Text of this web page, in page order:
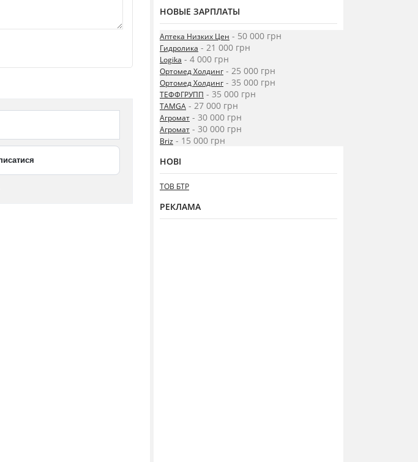
НОВЫЕ ЗАРПЛАТЫ
Аптека Низких Цен - 50 000 грн
Гидролика - 21 000 грн
Logika - 4 000 грн
Ортомед Холдинг - 25 000 грн
Ортомед Холдинг - 35 000 грн
ТЕФФГРУПП - 35 000 грн
TAMGA - 27 000 грн
Агромат - 30 000 грн
Агромат - 30 000 грн
Briz - 15 000 грн
НОВІ
ТОВ БТР
РЕКЛАМА